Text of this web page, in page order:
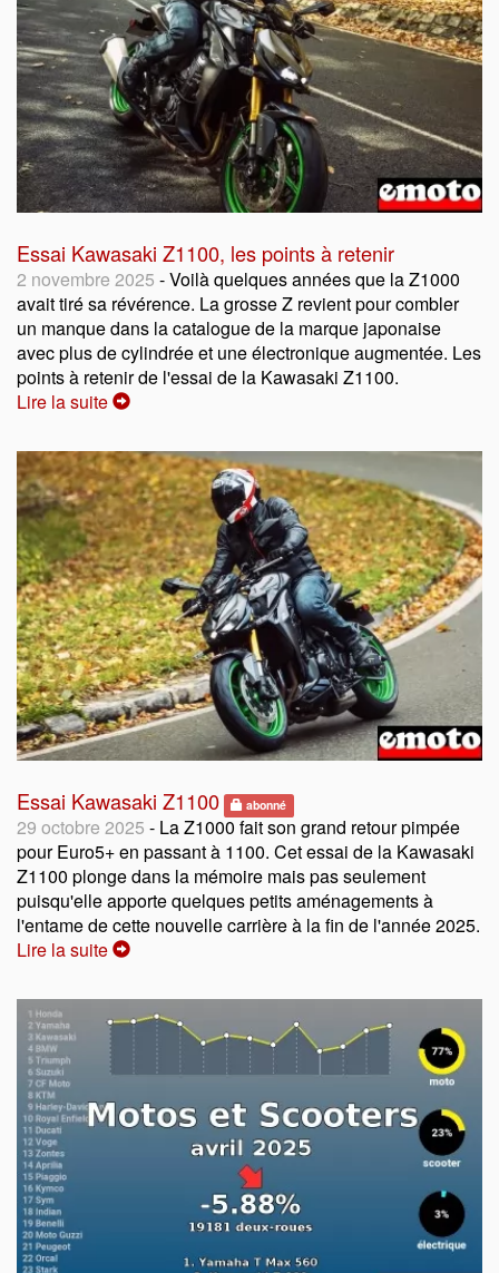
Essai Kawasaki Z1100, les points à retenir
2 novembre 2025 - Voilà quelques années que la Z1000
avait tiré sa révérence. La grosse Z revient pour combler
un manque dans la catalogue de la marque japonaise
avec plus de cylindrée et une électronique augmentée. Les
points à retenir de l'essai de la Kawasaki Z1100.
Lire la suite
Essai Kawasaki Z1100 abonné
29 octobre 2025 - La Z1000 fait son grand retour pimpée
pour Euro5+ en passant à 1100. Cet essai de la Kawasaki
Z1100 plonge dans la mémoire mais pas seulement
puisqu'elle apporte quelques petits aménagements à
l'entame de cette nouvelle carrière à la fin de l'année 2025.
Lire la suite